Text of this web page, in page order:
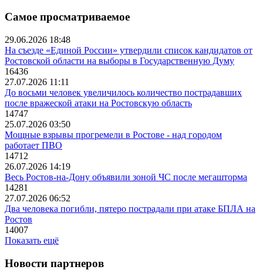
Самое просматриваемое
29.06.2026 18:48
На съезде «Единой России» утвердили список кандидатов от
Ростовской области на выборы в Государственную Думу
16436
27.07.2026 11:11
До восьми человек увеличилось количество пострадавших
после вражеской атаки на Ростовскую область
14747
25.07.2026 03:50
Мощные взрывы прогремели в Ростове - над городом
работает ПВО
14712
26.07.2026 14:19
Весь Ростов-на-Дону объявили зоной ЧС после мегашторма
14281
27.07.2026 06:52
Два человека погибли, пятеро пострадали при атаке БПЛА на
Ростов
14007
Показать ещё
Новости партнеров